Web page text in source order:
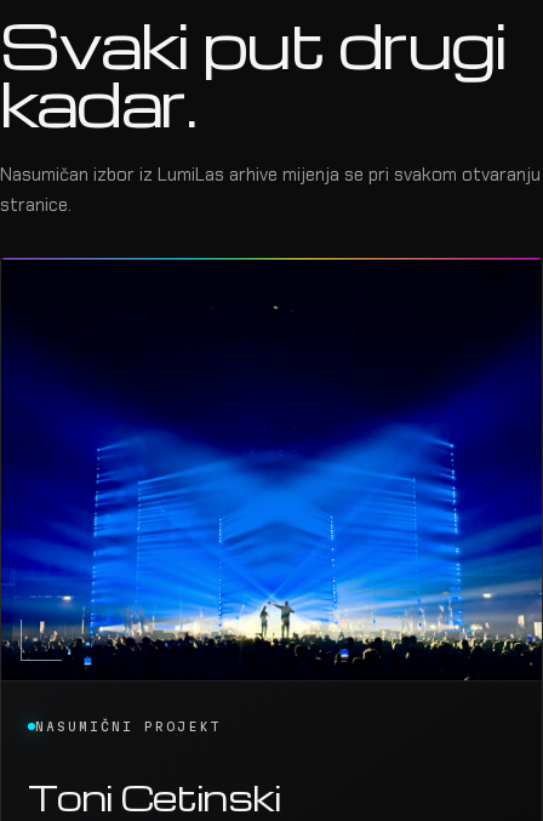
Svaki put drugi
kadar.
Nasumičan izbor iz LumiLas arhive mijenja se pri svakom otvaranju
stranice.
NASUMIČNI PROJEKT
Toni Cetinski